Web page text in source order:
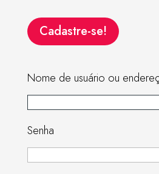
Cadastre-se!
Nome de usuário ou
Senha